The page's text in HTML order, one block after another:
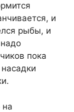
и
рыбы, и
пока
на